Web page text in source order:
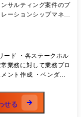
サルティング案件のプ
ーションシップマネジ
クライアントとの折
トマネジメント支援 ●
ムにおける構築・導
ード ・各ステークホル
業務に対して業務プロ
ント作成 ・ベンダー
おいてスペシャリスト
せる